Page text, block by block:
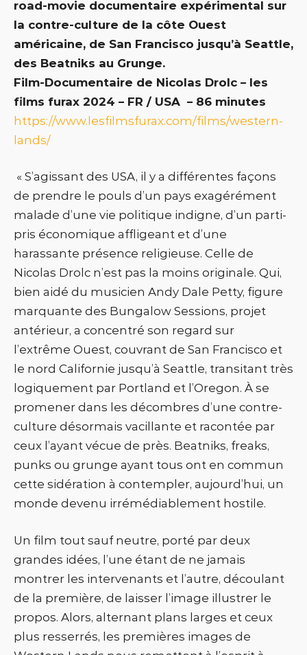
road-movie documentaire expérimental sur
la contre-culture de la côte Ouest
américaine, de San Francisco jusqu’à Seattle,
des Beatniks au Grunge.
Film-Documentaire de Nicolas Drolc – les
films furax 2024 – FR / USA – 86 minutes
https://www.lesfilmsfurax.com/films/western-
lands/
« S’agissant des USA, il y a différentes façons
de prendre le pouls d’un pays exagérément
malade d’une vie politique indigne, d’un parti-
pris économique affligeant et d’une
harassante présence religieuse. Celle de
Nicolas Drolc n’est pas la moins originale. Qui,
bien aidé du musicien Andy Dale Petty, figure
marquante des Bungalow Sessions, projet
antérieur, a concentré son regard sur
l’extrême Ouest, couvrant de San Francisco et
le nord Californie jusqu’à Seattle, transitant très
logiquement par Portland et l’Oregon. À se
promener dans les décombres d’une contre-
culture désormais vacillante et racontée par
ceux l’ayant vécue de près. Beatniks, freaks,
punks ou grunge ayant tous ont en commun
cette sidération à contempler, aujourd’hui, un
monde devenu irrémédiablement hostile.
Un film tout sauf neutre, porté par deux
grandes idées, l’une étant de ne jamais
montrer les intervenants et l’autre, découlant
de la première, de laisser l’image illustrer le
propos. Alors, alternant plans larges et ceux
plus resserrés, les premières images de